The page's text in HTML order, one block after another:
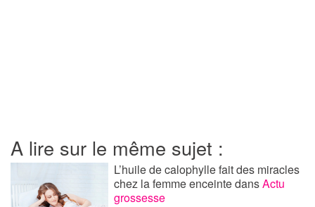
A lire sur le même sujet :
L’huile de calophylle fait des miracles
chez la femme enceintedansActu
grossesse